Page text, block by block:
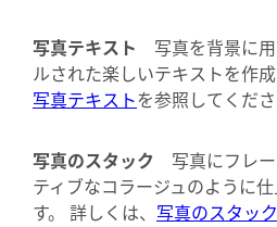
写真テキスト
写真を背景に
ルされた楽しいテキストを作成
写真テキストを参照してくださ
写真のスタック
写真にフレ
ティブなコラージュのように
す。 詳しくは、 写真のスタック